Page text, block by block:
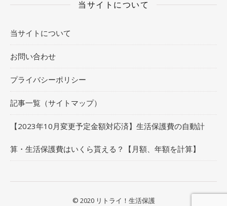
当サイトについて
当サイトについて
お問い合わせ
プライバシーポリシー
記事一覧（サイトマップ）
【2023年10月変更予定金額対応済】生活保護費の自動計
算・生活保護費はいくら貰える？【月額、年額を計算】
© 2020 リトライ！生活保護